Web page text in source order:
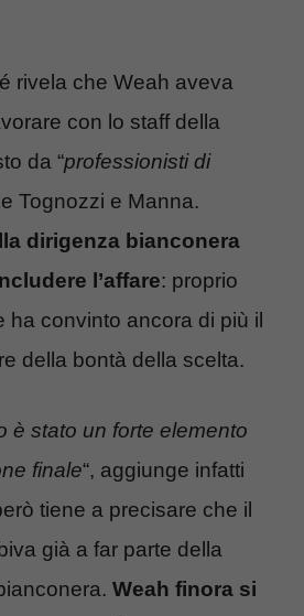
rivela che Weah aveva
con lo staff della
da “professionisti di
Tognozzi e Manna.
dirigenza bianconera
l’affare: proprio
ha convinto ancora di più il
della bontà della scelta.
è stato un forte elemento
finale“, aggiunge infatti
tiene a precisare che il
già a far parte della
Weah finora si